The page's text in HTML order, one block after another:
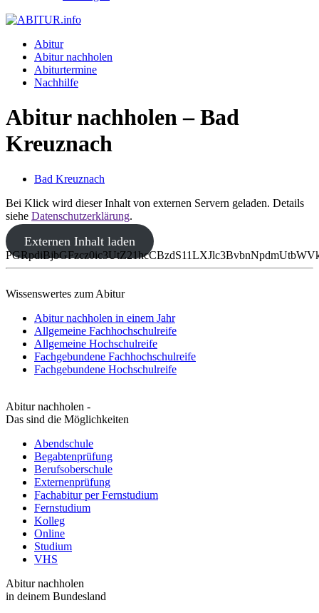
Abitur
Abitur nachholen
Abiturtermine
Nachhilfe
Abitur nachholen – Bad
Kreuznach
Bad Kreuznach
Bei Klick wird dieser Inhalt von externen Servern geladen. Details
siehe Datenschutzerklärung.
Externen Inhalt laden
Wissenswertes zum Abitur
Abitur nachholen in einem Jahr
Allgemeine Fachhochschulreife
Allgemeine Hochschulreife
Fachgebundene Fachhochschulreife
Fachgebundene Hochschulreife
Abitur nachholen -
Das sind die Möglichkeiten
Abendschule
Begabtenprüfung
Berufsoberschule
Externenprüfung
Fachabitur per Fernstudium
Fernstudium
Kolleg
Online
Studium
VHS
Abitur nachholen
in deinem Bundesland